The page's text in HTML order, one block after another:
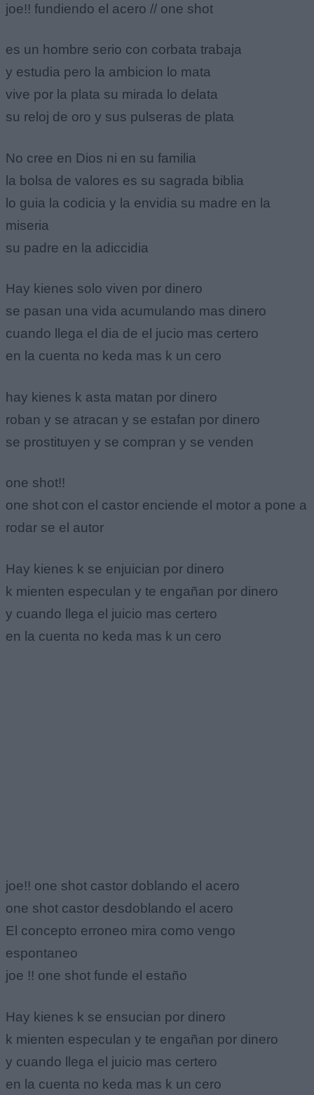
joe!! fundiendo el acero // one shot
es un hombre serio con corbata trabaja
y estudia pero la ambicion lo mata
vive por la plata su mirada lo delata
su reloj de oro y sus pulseras de plata
No cree en Dios ni en su familia
la bolsa de valores es su sagrada biblia
lo guia la codicia y la envidia su madre en la
miseria
su padre en la adiccidia
Hay kienes solo viven por dinero
se pasan una vida acumulando mas dinero
cuando llega el dia de el jucio mas certero
en la cuenta no keda mas k un cero
hay kienes k asta matan por dinero
roban y se atracan y se estafan por dinero
se prostituyen y se compran y se venden
one shot!!
one shot con el castor enciende el motor a pone a
rodar se el autor
Hay kienes k se enjuician por dinero
k mienten especulan y te engañan por dinero
y cuando llega el juicio mas certero
en la cuenta no keda mas k un cero
joe!! one shot castor doblando el acero
one shot castor desdoblando el acero
El concepto erroneo mira como vengo
espontaneo
joe !! one shot funde el estaño
Hay kienes k se ensucian por dinero
k mienten especulan y te engañan por dinero
y cuando llega el juicio mas certero
en la cuenta no keda mas k un cero